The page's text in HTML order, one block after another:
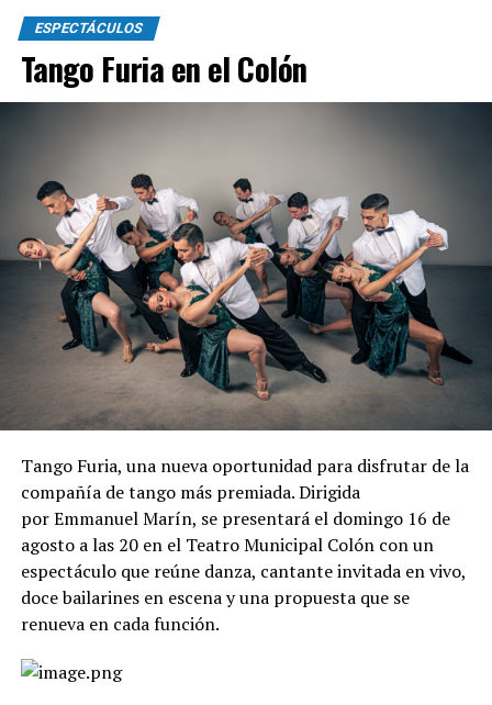
ESPECTÁCULOS
Tango Furia en el Colón
Tango Furia, una nueva oportunidad para disfrutar de la
compañía de tango más premiada. Dirigida
por Emmanuel Marín, se presentará el domingo 16 de
agosto a las 20 en el Teatro Municipal Colón con un
espectáculo que reúne danza, cantante invitada en vivo,
doce bailarines en escena y una propuesta que se
renueva en cada función.